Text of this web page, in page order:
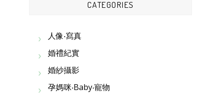
CATEGORIES
人像‧寫真
婚禮紀實
婚紗攝影
孕媽咪‧Baby‧寵物